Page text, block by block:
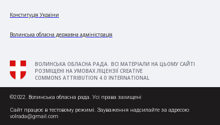
Конституція України
Волинська обласна державна адміністрація
ВОЛИНСЬКА ОБЛАСНА РАДА. ВСІ МАТЕРІАЛИ НА ЦЬОМУ САЙТІ
РОЗМІЩЕНІ НА УМОВАХ ЛІЦЕНЗІЇ CREATIVE
COMMONS ATTRIBUTION 4.0 INTERNATIONAL
©2022. Волинська обласна рада. Усі права захищені
Сайт працює в тестовому режимі. Зауваження надсилайте за адресою
volrada@gmail.com